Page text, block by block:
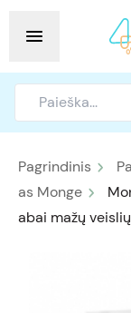
Pagrindinis
as Monge
abai mažų